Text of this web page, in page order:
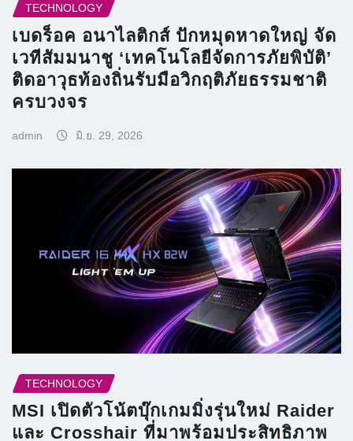
TECHNOLOGY
เบดร็อค อนาไลติกส์ ปักหมุดหาดใหญ่ จัด
เวทีสัมมนาชู ‘เทคโนโลยีจัดการภัยพิบัติ’
ติดอาวุธท้องถิ่นรับมือวิกฤติภัยธรรมชาติ
ครบวงจร
admin มิ.ย. 29, 2026
TECHNOLOGY
MSI เปิดตัวโน้ตบุ๊กเกมมิ่งรุ่นใหม่ Raider
และ Crosshair ที่มาพร้อมประสิทธิภาพ